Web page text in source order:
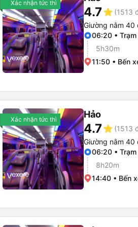
Xác nhận tức thì
4.7star (1513
Giường nằm 40
06:20 • Trạm
5h30m
11:50 • Bến
Xác nhận tức thì Hảo
4.7star (1513
Giường nằm 40
06:20 • Trạm
8h20m
14:40 • Bến